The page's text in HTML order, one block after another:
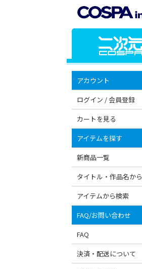
アカウント
ログイン / 会員登録
カートを見る
アイテムを探す
新商品一覧
タイトル・作品名か
アイテムから検索
FAQ/お問い合わせ
FAQ
決済・配送について